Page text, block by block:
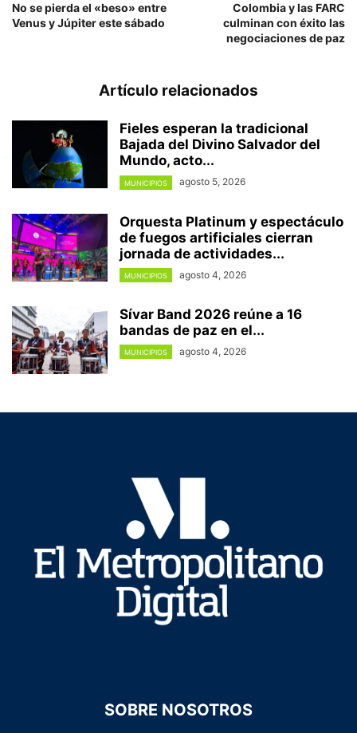
No se pierda el «beso» entre
Venus y Júpiter este sábado
Colombia y las FARC
culminan con éxito las
negociaciones de paz
Artículo relacionados
Fieles esperan la tradicional
Bajada del Divino Salvador del
Mundo, acto...
MUNICIPIOS agosto 5, 2026
Orquesta Platinum y espectáculo
de fuegos artificiales cierran
jornada de actividades...
MUNICIPIOS agosto 4, 2026
Sívar Band 2026 reúne a 16
bandas de paz en el...
MUNICIPIOS agosto 4, 2026
SOBRE NOSOTROS